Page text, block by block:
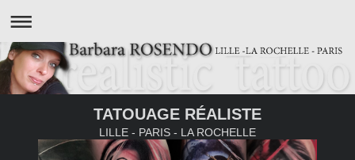
TATOUAGE RÉALISTE
LILLE - PARIS - LA ROCHELLE